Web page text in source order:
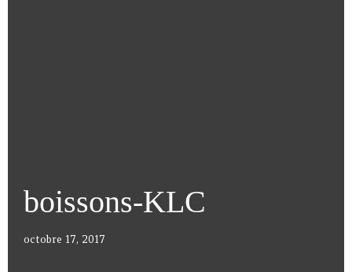
boissons-KLC
octobre 17, 2017